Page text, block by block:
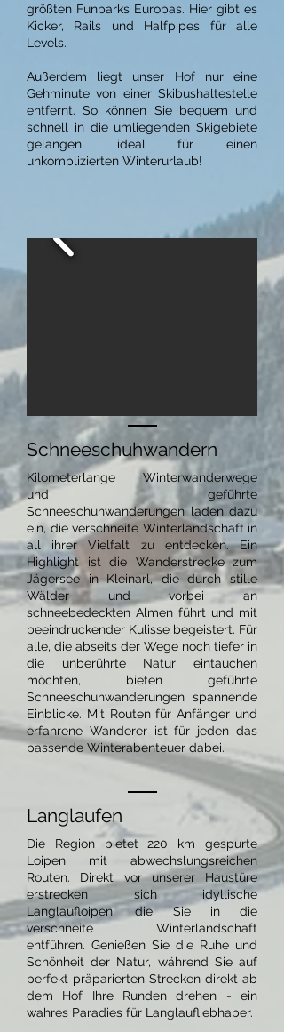
größten Funparks Europas. Hier gibt es
Kicker, Rails und Halfpipes für alle
Levels.
Außerdem liegt unser Hof nur eine
Gehminute von einer Skibushaltestelle
entfernt. So können Sie bequem und
schnell in die umliegenden Skigebiete
gelangen, ideal für einen
unkomplizierten Winterurlaub!
Schneeschuhwandern
Kilometerlange Winterwanderwege
und geführte
Schneeschuhwanderungen laden dazu
ein, die verschneite Winterlandschaft in
all ihrer Vielfalt zu entdecken. Ein
Highlight ist die Wanderstrecke zum
Jägersee in Kleinarl, die durch stille
Wälder und vorbei an
schneebedeckten Almen führt und mit
beeindruckender Kulisse begeistert. Für
alle, die abseits der Wege noch tiefer in
die unberührte Natur eintauchen
möchten, bieten geführte
Schneeschuhwanderungen spannende
Einblicke. Mit Routen für Anfänger und
erfahrene Wanderer ist für jeden das
passende Winterabenteuer dabei.
Langlaufen
Die Region bietet 220 km gespurte
Loipen mit abwechslungsreichen
Routen. Direkt vor unserer Haustüre
erstrecken sich idyllische
Langlaufloipen, die Sie in die
verschneite Winterlandschaft
entführen. Genießen Sie die Ruhe und
Schönheit der Natur, während Sie auf
perfekt präparierten Strecken direkt ab
dem Hof Ihre Runden drehen - ein
wahres Paradies für Langlaufliebhaber.